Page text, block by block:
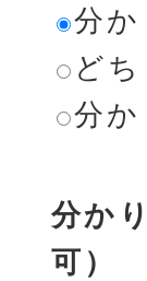
分
ど
分
分か
可）